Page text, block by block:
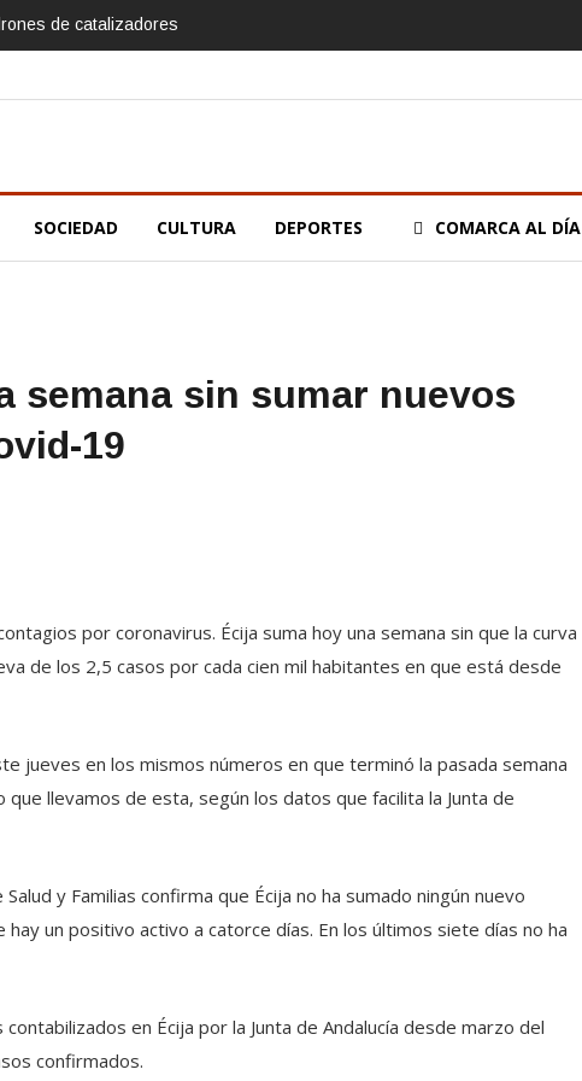
de catalizadores
SOCIEDAD CULTURA DEPORTES COMARCA AL DÍA
semana sin sumar nuevos
19
por coronavirus. Écija suma hoy una semana sin que la curva
de los 2,5 casos por cada cien mil habitantes en que está desde
jueves en los mismos números en que terminó la pasada semana
llevamos de esta, según los datos que facilita la Junta de
y Familias confirma que Écija no ha sumado ningún nuevo
un positivo activo a catorce días. En los últimos siete días no ha
en Écija por la Junta de Andalucía desde marzo del
confirmados.